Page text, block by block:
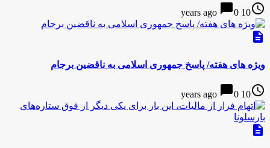
access_time
10 years ago
chat_bubble0
description
ویژه های هفته/ پاسخ جمهوری اسلامی به ناقضین برجام
access_time
10 years ago
chat_bubble0
description